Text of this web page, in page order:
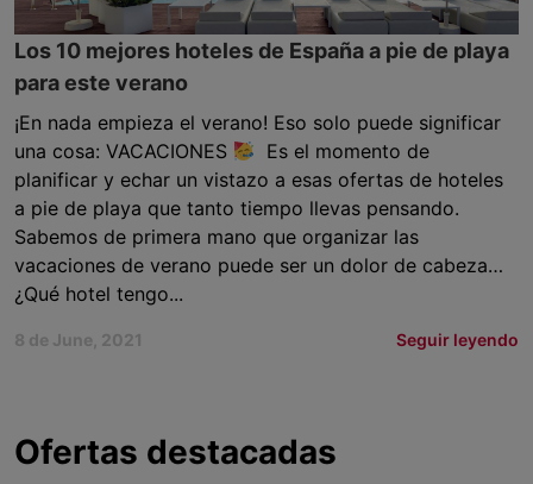
Los 10 mejores hoteles de España a pie de playa
para este verano
¡En nada empieza el verano! Eso solo puede significar
una cosa: VACACIONES
Es el momento de
planificar y echar un vistazo a esas ofertas de hoteles
a pie de playa que tanto tiempo llevas pensando.
Sabemos de primera mano que organizar las
vacaciones de verano puede ser un dolor de cabeza…
¿Qué hotel tengo...
8 de June, 2021 Seguir leyendo
Ofertas destacadas